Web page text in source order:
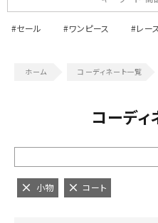
#セール #ワンピース #レース
コーディネート一覧
コーデ
小物 コート